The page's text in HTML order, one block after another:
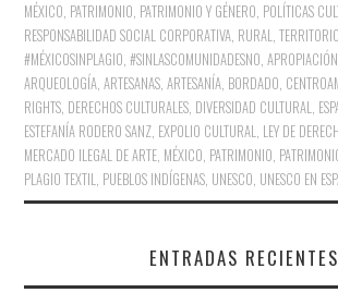
MÉXICO, PATRIMONIO, PATRIMONIO Y GÉNERO, POLÍTICAS
RESPONSABILIDAD SOCIAL CORPORATIVA, RURAL,TERRITORIO
#MÉXICOSINPLAGIO,#SINLASCOMUNIDADESNO,
ARQUEOLOGÍA,ARTESANAS,ARTESANÍA, BORDADO,
RIGHTS, DERECHOS CULTURALES, DIVERSIDAD CULTURAL,
ESTEFANÍA RODERO SANZ, EXPOLIO CULTURAL, LEY DE
MERCADO ILEGAL DE ARTE, MÉXICO, PATRIMONIO,
PLAGIO TEXTIL, PUEBLOS INDÍGENAS, UNESCO, UNESCO EN
ENTRADAS RECIENTES